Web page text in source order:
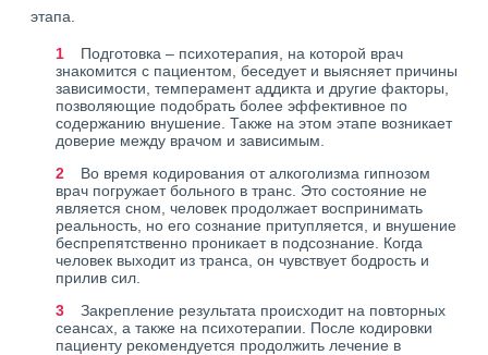
этапа.
Подготовка – психотерапия, на которой врач
знакомится с пациентом, беседует и выясняет причины
зависимости, темперамент аддикта и другие факторы,
позволяющие подобрать более эффективное по
содержанию внушение. Также на этом этапе возникает
доверие между врачом и зависимым.
Во время кодирования от алкоголизма гипнозом
врач погружает больного в транс. Это состояние не
является сном, человек продолжает воспринимать
реальность, но его сознание притупляется, и внушение
беспрепятственно проникает в подсознание. Когда
человек выходит из транса, он чувствует бодрость и
прилив сил.
Закрепление результата происходит на повторных
сеансах, а также на психотерапии. После кодировки
пациенту рекомендуется продолжить лечение в